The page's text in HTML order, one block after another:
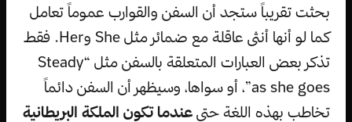
بحثت تقريباً ستجد أن السفن والقوارب عموماً تعامل
كما لو أنها أنثى عاقلة مع ضمائر مثل She وHer. فقط
تذكر بعض العبارات المتعلقة بالسفن مثل “Steady
as she goes”، أو سواها، وسيظهر أن السفن دائماً
تخاطب بهذه اللغة حتى عندما تكون الملكة البريطانية